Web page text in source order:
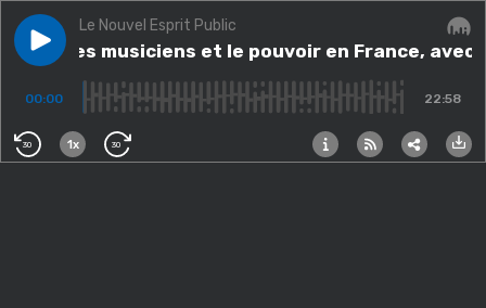
Play episodeBada : les musiciens et le pouvoir en France, avec
Le Nouvel Esprit Public
Bada : les musiciens et le pouvoir en France,
00:00 22:58
30 1x 30